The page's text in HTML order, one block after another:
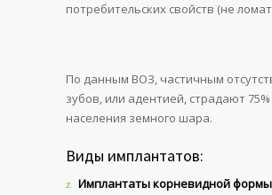
потребительских свойств (не
По данным ВОЗ, частичным
зубов, или адентией, страдают 75%
населения земного шара.
Виды имплантатов:
Имплантаты корневидной формы